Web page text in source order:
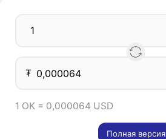
₮
1 OK = 0,000064 USD
Полная версия